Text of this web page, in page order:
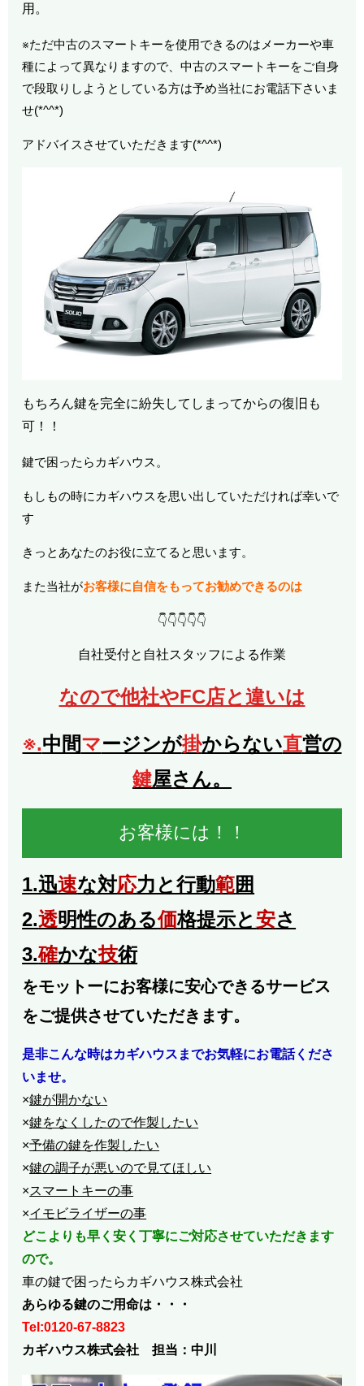
用。
※ただ中古のスマートキーを使用できるのはメーカーや車
種によって異なりますので、中古のスマートキーをご自身
で段取りしようとしている方は予め当社にお電話下さいま
せ(*^^*)
アドバイスさせていただきます(*^^*)
もちろん鍵を完全に紛失してしまってからの復旧も
可！！
鍵で困ったらカギハウス。
もしもの時にカギハウスを思い出していただければ幸いで
す
きっとあなたのお役に立てると思います。
また当社がお客様に自信をもってお勧めできるのは
👇👇👇👇👇
自社受付と自社スタッフによる作業
なので他社やFC店と違いは
※.中間マージンが掛からない直営の
鍵屋さん。
お客様には！！
1.迅速な対応力と行動範囲
2.透明性のある価格提示と安さ
3.確かな技術
をモットーにお客様に安心できるサービス
をご提供させていただきます。
是非こんな時はカギハウスまでお気軽にお電話くださ
いませ。
×鍵が開かない
×鍵をなくしたので作製したい
×予備の鍵を作製したい
×鍵の調子が悪いので見てほしい
×スマートキーの事
×イモビライザーの事
どこよりも早く安く丁寧にご対応させていただきます
ので。
車の鍵で困ったらカギハウス株式会社
あらゆる鍵のご用命は・・・
Tel:0120-67-8823
カギハウス株式会社 担当：中川